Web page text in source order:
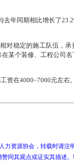
去年同期相比增长了
对稳定的施工队伍，
某个装修、工程公司
资在4000~7000元左右。
资源协会，转载时请注
同其观点或证实其描述。